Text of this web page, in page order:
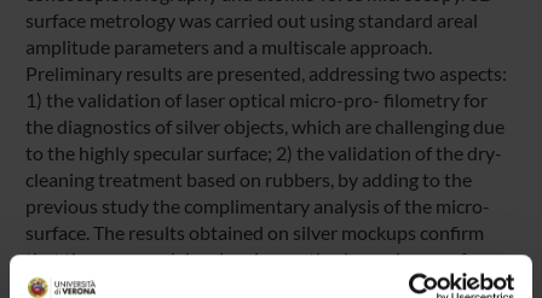
surface metrology was carried out using standard areal
amplitude parameters and a multiscale approach.
Preliminary results are presented, addressing two aspects:
1) the validation of laser optical micro-pro- filometry for
the diagnostics of silver objects, which are challenging due
to the highly specular surface; 2) the validation of the dry-
cleaning treatment based on rubbers, by adding to the
previous study the complimentary analysis of the micro-
surface. The results obtained on silver mockups confirm
that the proposed dry cleaning methods produce surface
variations less or similar to traditional methods. The optical